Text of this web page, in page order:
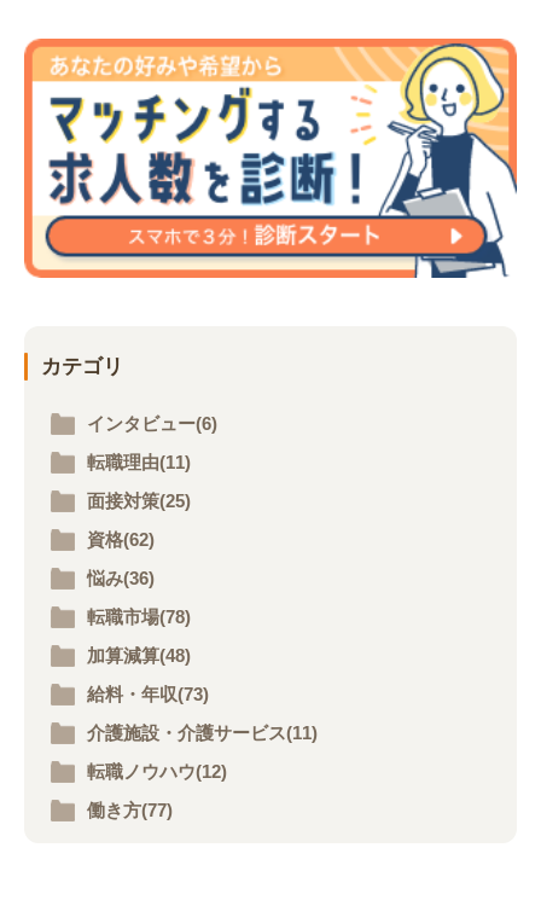
カテゴリ
インタビュー(6)
転職理由(11)
面接対策(25)
資格(62)
悩み(36)
転職市場(78)
加算減算(48)
給料・年収(73)
介護施設・介護サービス(11)
転職ノウハウ(12)
働き方(77)